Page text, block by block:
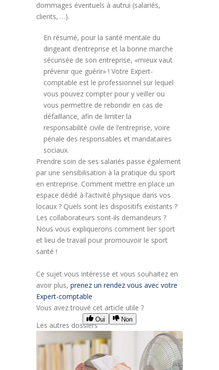
dommages éventuels à autrui (salariés,
clients, …).
En résumé, pour la santé mentale du
dirigeant d’entreprise et la bonne marche
sécurisée de son entreprise, «mieux vaut
prévenir que guérir» ! Votre Expert-
comptable est le professionnel sur lequel
vous pouvez compter pour y veiller ou
vous permettre de rebondir en cas de
défaillance, afin de limiter la
responsabilité civile de l’entreprise, voire
pénale des responsables et mandataires
sociaux.
Prendre soin de ses salariés passe également
par une sensibilisation à la pratique du sport
en entreprise. Comment mettre en place un
espace dédié à l’activité physique dans vos
locaux ? Quels sont les dispositifs existants ?
Les collaborateurs sont-ils demandeurs ?
Nous vous expliquerons comment lier sport
et lieu de travail pour promouvoir le sport
santé !
Ce sujet vous intéresse et vous souhaitez en
avoir plus, prenez un rendez vous avec votre
Expert-comptable
Vous avez trouvé cet article utile ?
Oui Non
Les autres dossiers